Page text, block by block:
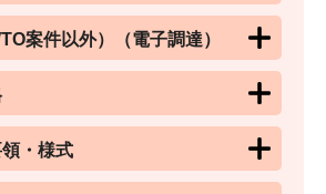
案件以外）（電子調達）
・様式